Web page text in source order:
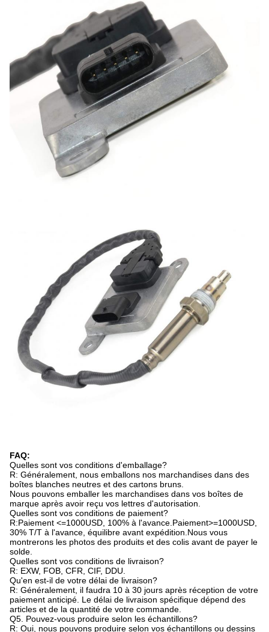
FAQ:
Quelles sont vos conditions d'emballage?
R: Généralement, nous emballons nos marchandises dans des
boîtes blanches neutres et des cartons bruns.
Nous pouvons emballer les marchandises dans vos boîtes de
marque après avoir reçu vos lettres d'autorisation.
Quelles sont vos conditions de paiement?
R:Paiement <=1000USD, 100% à l'avance.Paiement>=1000USD,
30% T/T à l'avance, équilibre avant expédition.Nous vous
montrerons les photos des produits et des colis avant de payer le
solde.
Quelles sont vos conditions de livraison?
R: EXW, FOB, CFR, CIF, DDU.
Qu'en est-il de votre délai de livraison?
R: Généralement, il faudra 10 à 30 jours après réception de votre
paiement anticipé. Le délai de livraison spécifique dépend des
articles et de la quantité de votre commande.
Q5. Pouvez-vous produire selon les échantillons?
R: Oui, nous pouvons produire selon vos échantillons ou dessins